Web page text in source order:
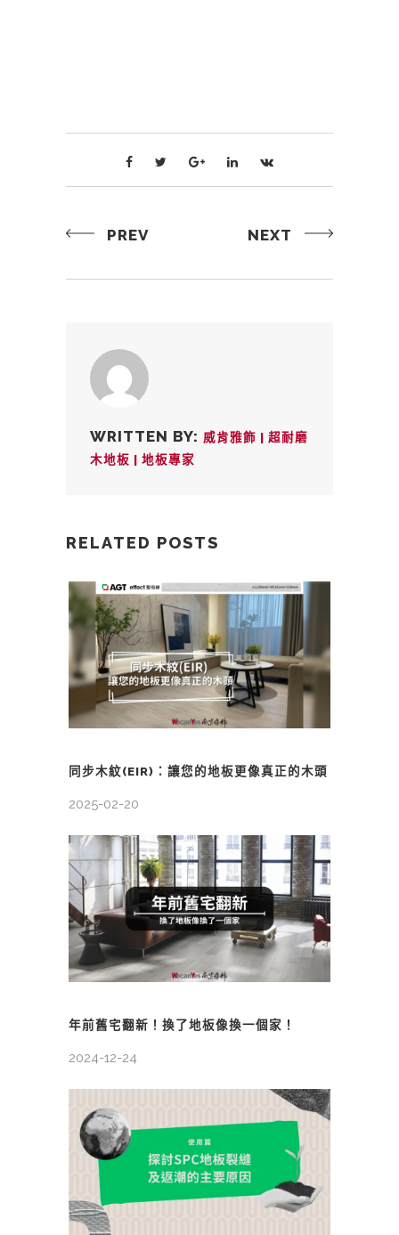
PREV NEXT
WRITTEN BY: 威肯雅飾 | 超耐磨
木地板 | 地板專家
RELATED POSTS
同步木紋(EIR)：讓您的地板更像真正的木頭
2025-02-20
年前舊宅翻新！換了地板像換一個家！
2024-12-24